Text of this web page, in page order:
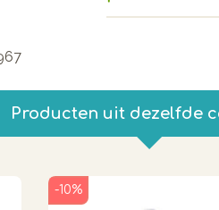
Producten uit dezelfde
-10%